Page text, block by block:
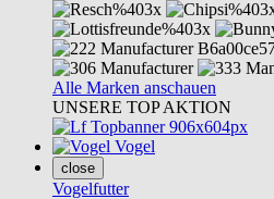
Alle Marken anschauen
UNSERE TOP AKTION
Vogel
close
Vogelfutter